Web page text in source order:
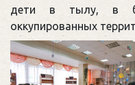
дети в тылу, в
оккупированных